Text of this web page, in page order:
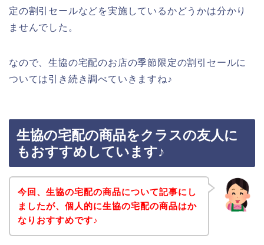
定の割引セールなどを実施しているかどうかは分かり
ませんでした。
なので、生協の宅配のお店の季節限定の割引セールに
ついては引き続き調べていきますね♪
生協の宅配の商品をクラスの友人に
もおすすめしています♪
今回、生協の宅配の商品について記事にし
ましたが、個人的に生協の宅配の商品はか
なりおすすめです♪